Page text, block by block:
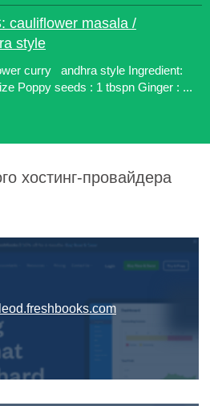
cauliflower masala /
style
curry andhra style Ingredient:
Poppy seeds : 1 tbspn Ginger : ...
хостинг-провайдера